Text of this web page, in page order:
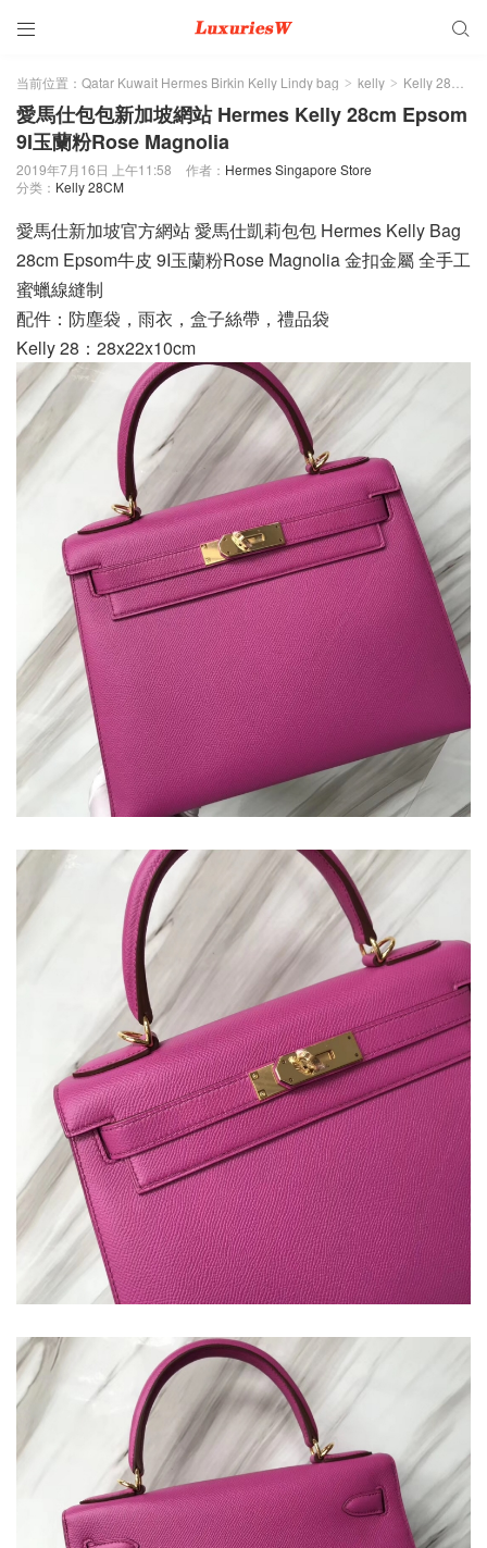
 
当前位置： Qatar Kuwait Hermes Birkin Kelly Lindy bag > kelly > Kelly 28CM
愛馬仕包包新加坡網站 Hermes Kelly 28cm Epsom
9I玉蘭粉Rose Magnolia
2019年7月16日 上午11:58 作者： Hermes Singapore Store
分类： Kelly 28CM
愛馬仕新加坡官方網站 愛馬仕凱莉包包 Hermes Kelly Bag
28cm Epsom牛皮 9I玉蘭粉Rose Magnolia 金扣金屬 全手工
蜜蠟線縫制
配件：防塵袋，雨衣，盒子絲帶，禮品袋
Kelly 28：28x22x10cm